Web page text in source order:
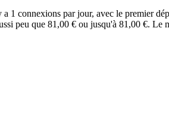
1 connexions par jour, avec le premier
peu que 81,00 € ou jusqu'à 81,00 €. Le